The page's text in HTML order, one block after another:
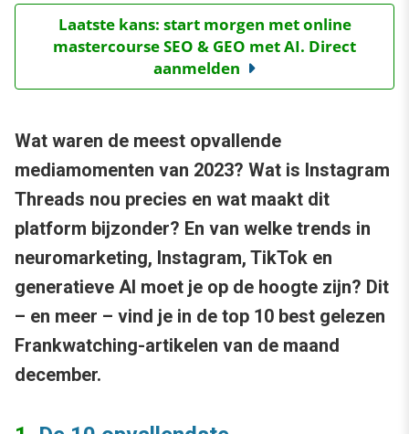
Laatste kans: start morgen met online
mastercourse SEO & GEO met AI. Direct
aanmelden
Wat waren de meest opvallende
mediamomenten van 2023? Wat is Instagram
Threads nou precies en wat maakt dit
platform bijzonder? En van welke trends in
neuromarketing, Instagram, TikTok en
generatieve AI moet je op de hoogte zijn? Dit
– en meer – vind je in de top 10 best gelezen
Frankwatching-artikelen van de maand
december.